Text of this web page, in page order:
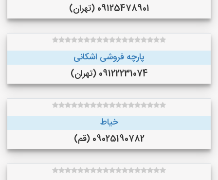
09125478901 (تهران)
پارچه فروشی اشکانی
09122231074 (تهران)
خیاط
09025190782 (قم)